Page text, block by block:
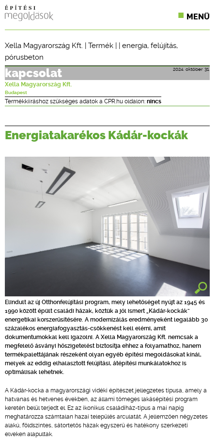
MENÜ
CPR TERMÉKKIÍRÁS
ÉPÍTÉSI JOG
ONLINE KÉPZÉSEK
Xella Magyarország Kft. | Termék | | energia, felújítás,
pórusbeton
2024. október 31.
kapcsolat
Xella Magyarország Kft.
Budapest
Termékkiíráshoz szükséges adatok a CPR.hu oldalon: nincs
Energiatakarékos Kádár-kockák
Elindult az új Otthonfelújítási program, mely lehetőséget nyújt az 1945 és
1990 között épült családi házak, köztük a jól ismert „Kádár-kockák”
energetikai korszerűsítésére. A modernizálás eredményeként legalább 30
százalékos energiafogyasztás-csökkenést kell elérni, amit
dokumentumokkal kell igazolni. A Xella Magyarország Kft. nemcsak a
megfelelő ásványi hőszigetelést biztosítja ehhez a folyamathoz, hanem
termékpalettájának részeként olyan egyéb építési megoldásokat kínál,
melyek az eddig elhalasztott felújítási, átépítési munkálatokhoz is
optimálisak lehetnek.
A Kádár-kocka a magyarországi vidéki építészet jellegzetes típusa, amely a
hatvanas és hetvenes években, az állami tömeges lakásépítési program
keretén belül terjedt el. Ez az ikonikus családiház-típus a mai napig
meghatározza számtalan hazai település arculatát. A jellemzően négyzetes
alakú, földszintes, sátortetős házak egyszerű és hatékony szerkezeti
elveken alapultak.